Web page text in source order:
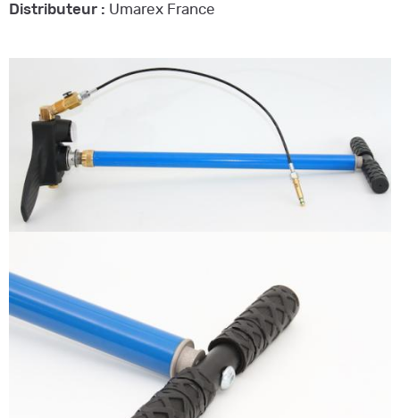
Distributeur : Umarex France